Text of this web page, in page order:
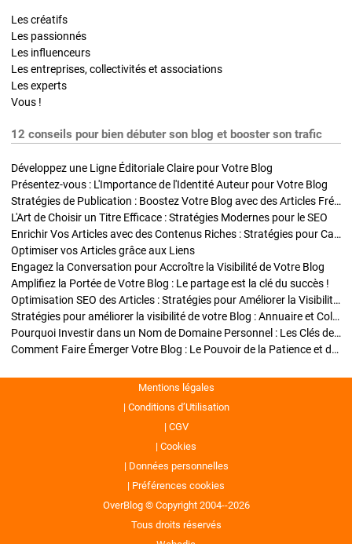
Les créatifs
Les passionnés
Les influenceurs
Les entreprises, collectivités et associations
Les experts
Vous !
12 conseils pour bien débuter son blog et booster son trafic
Développez une Ligne Éditoriale Claire pour Votre Blog
Présentez-vous : L'Importance de l'Identité Auteur pour Votre Blog
Stratégies de Publication : Boostez Votre Blog avec des Articles Fréquents et Exclusifs
L'Art de Choisir un Titre Efficace : Stratégies Modernes pour le SEO
Enrichir Vos Articles avec des Contenus Riches : Stratégies pour Captiver et Optimiser
Optimiser vos Articles grâce aux Liens
Engagez la Conversation pour Accroître la Visibilité de Votre Blog
Amplifiez la Portée de Votre Blog : Le partage est la clé du succès !
Optimisation SEO des Articles : Stratégies pour Améliorer la Visibilité de Votre Blog
Stratégies pour améliorer la visibilité de votre Blog : Annuaire et Collaborations
Pourquoi Investir dans un Nom de Domaine Personnel : Les Clés de la Réussite de Votre Blog
Comment Faire Émerger Votre Blog : Le Pouvoir de la Patience et de la Persévérance
Mentions légales
Conditions d’Utilisation
CGV
Cookies
Données personnelles
Préférences cookies
OverBlog © Copyright 2004--2026
Tous droits réservés